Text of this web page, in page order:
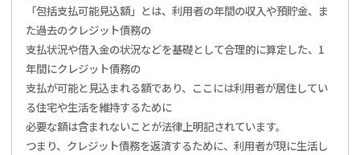
「包括支払可能見込額」とは、利用者の年間の収入や預貯金、ま
た過去のクレジット債務の
支払状況や借入金の状況などを基礎として合理的に算定した、1
年間にクレジット債務の
支払が可能と見込まれる額であり、ここには利用者が居住してい
る住宅や生活を維持するために
必要な額は含まれないことが法律上明記されています。
つまり、クレジット債務を返済するために、利用者が現に生活し